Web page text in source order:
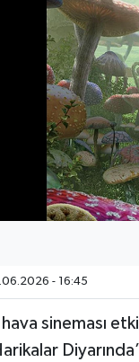
- 16:45
sineması